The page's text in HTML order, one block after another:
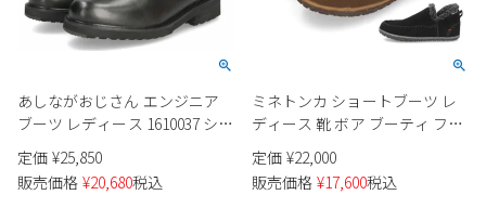
あしながおじさん エンジニア
ブーツ レディース 1610037 ショ
ートブーツ 撥水 防水 防滑 クッ
ション 軽量ソール 黒
定価 ¥25,850
販売価格 ¥20,680税込
ミネトンカ ショートブーツ レ
ディース 靴 ボア ブーティ フラ
ット スエード 歩きやすい ブラ
ック ブラウン MINNETONKA
TAREN タレン 80230 80237
定価 ¥22,000
販売価格 ¥17,600税込